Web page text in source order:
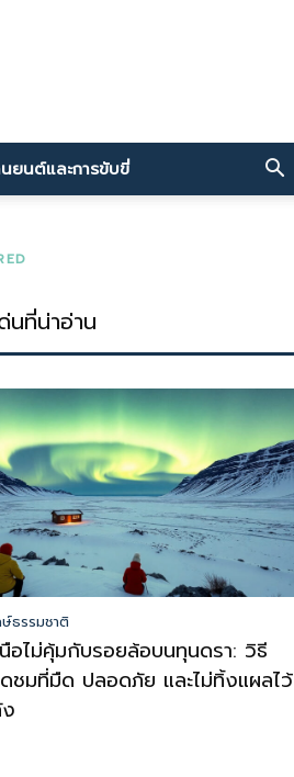
ยนต์และการขับขี่
นที่น่าอ่าน
ธรรมชาติ
อไม่คุ้มกับรอยล้อบนทุนดรา: วิธี
ชมที่มืด ปลอดภัย และไม่ทิ้งแผลไว้